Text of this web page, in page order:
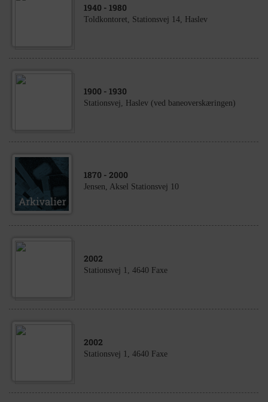
1940 - 1980
Toldkontoret, Stationsvej 14, Haslev
1900 - 1930
Stationsvej, Haslev (ved baneoverskæringen)
1870 - 2000
Jensen, Aksel Stationsvej 10
2002
Stationsvej 1, 4640 Faxe
2002
Stationsvej 1, 4640 Faxe